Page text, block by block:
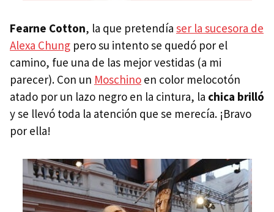
Fearne Cotton, la que pretendía ser la sucesora de
Alexa Chung pero su intento se quedó por el
camino, fue una de las mejor vestidas (a mi
parecer). Con un Moschino en color melocotón
atado por un lazo negro en la cintura, la chica brilló
y se llevó toda la atención que se merecía. ¡Bravo
por ella!